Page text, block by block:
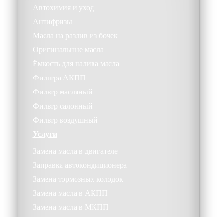
Автохимия и уход
Антифризы
Масла на разлив из бочек
Оригинальные масла
Ёмкость для налива масла
Фильтра АКПП
Фильтр масляный
Фильтр салонный
Фильтр воздушный
Услуги
Замена масла в двигателе
Заправка автокондиционера
Замена тормозных колодок
Замена масла в АКПП
Замена масла в МКПП